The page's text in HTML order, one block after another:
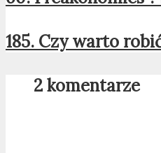
185. Czy warto
2 komentarze